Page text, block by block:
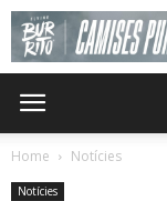
Home Notícies
Notícies